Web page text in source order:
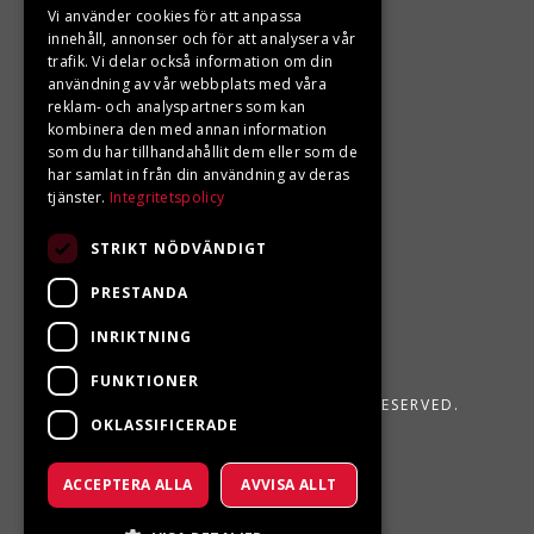
LJUNGBERGS MOTOR
Din BRP återförsäljare i Sveg!
LJUNGBERGS MOTOR 2026. ALL RIGHTS RESERVED.
POWERED BY EMPORI CMS
Vi använder cookies för att anpassa
innehåll, annonser och för att analysera vår
trafik. Vi delar också information om din
användning av vår webbplats med våra
reklam- och analyspartners som kan
kombinera den med annan information
som du har tillhandahållit dem eller som de
har samlat in från din användning av deras
tjänster. Integritetspolicy
STRIKT NÖDVÄNDIGT
PRESTANDA
INRIKTNING
FUNKTIONER
OKLASSIFICERADE
ACCEPTERA ALLA AVVISA ALLT